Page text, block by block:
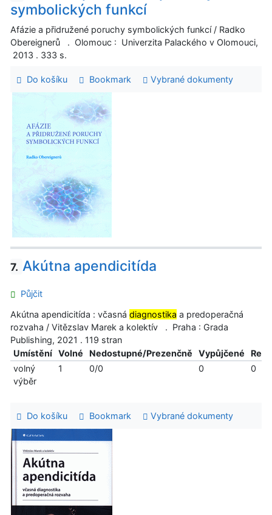
symbolických funkcí
Afázie a přidružené poruchy symbolických funkcí / Radko
Obereignerů . Olomouc : Univerzita Palackého v Olomouci,
2013 . 333 s.
Do košíku Bookmark Vybrané dokumenty
7. Akútna apendicitída
Půjčit
Akútna apendicitída : včasná diagnostika a predoperačná
rozvaha / Vitězslav Marek a kolektív . Praha : Grada
Publishing, 2021 . 119 stran
Umístění
Volné Nedostupné/Prezenčně Vypůjčené
volný
výběr
1 0/0 0 0
Do košíku Bookmark Vybrané dokumenty